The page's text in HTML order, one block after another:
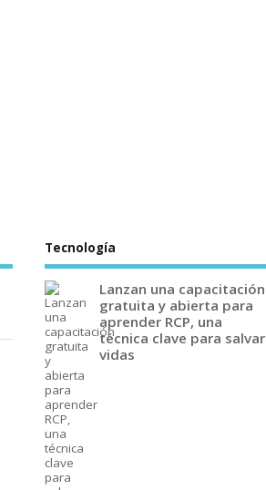
Tecnología
Lanzan una capacitación
gratuita y abierta para
aprender RCP, una
técnica clave para salvar
vidas